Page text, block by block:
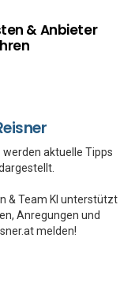
& Anbieter
werden aktuelle Tipps
& Team KI unterstützt
Anregungen und
melden!